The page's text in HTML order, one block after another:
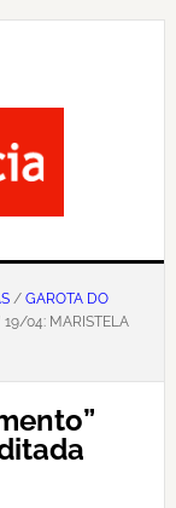
/ GAROTA DO
04: MARISTELA